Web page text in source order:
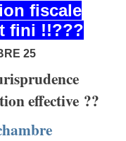
fiscale
fini !!???
25
effective ??